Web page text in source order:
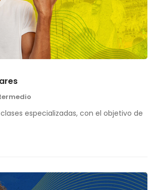
especializadas, con el objetivo de